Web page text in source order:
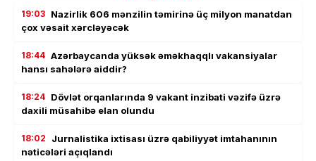
19:03 Nazirlik 606 mənzilin təmirinə üç milyon manatdan
çox vəsait xərcləyəcək
18:44 Azərbaycanda yüksək əməkhaqqlı vakansiyalar
hansı sahələrə aiddir?
18:24 Dövlət orqanlarında 9 vakant inzibati vəzifə üzrə
daxili müsahibə elan olundu
18:02
Jurnalistika ixtisası üzrə qabiliyyət imtahanının
nəticələri açıqlandı